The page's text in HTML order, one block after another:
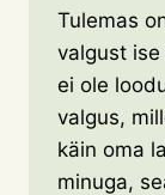
Tulemas
valgust
ei ole
valgus,
käin oma
minuga,